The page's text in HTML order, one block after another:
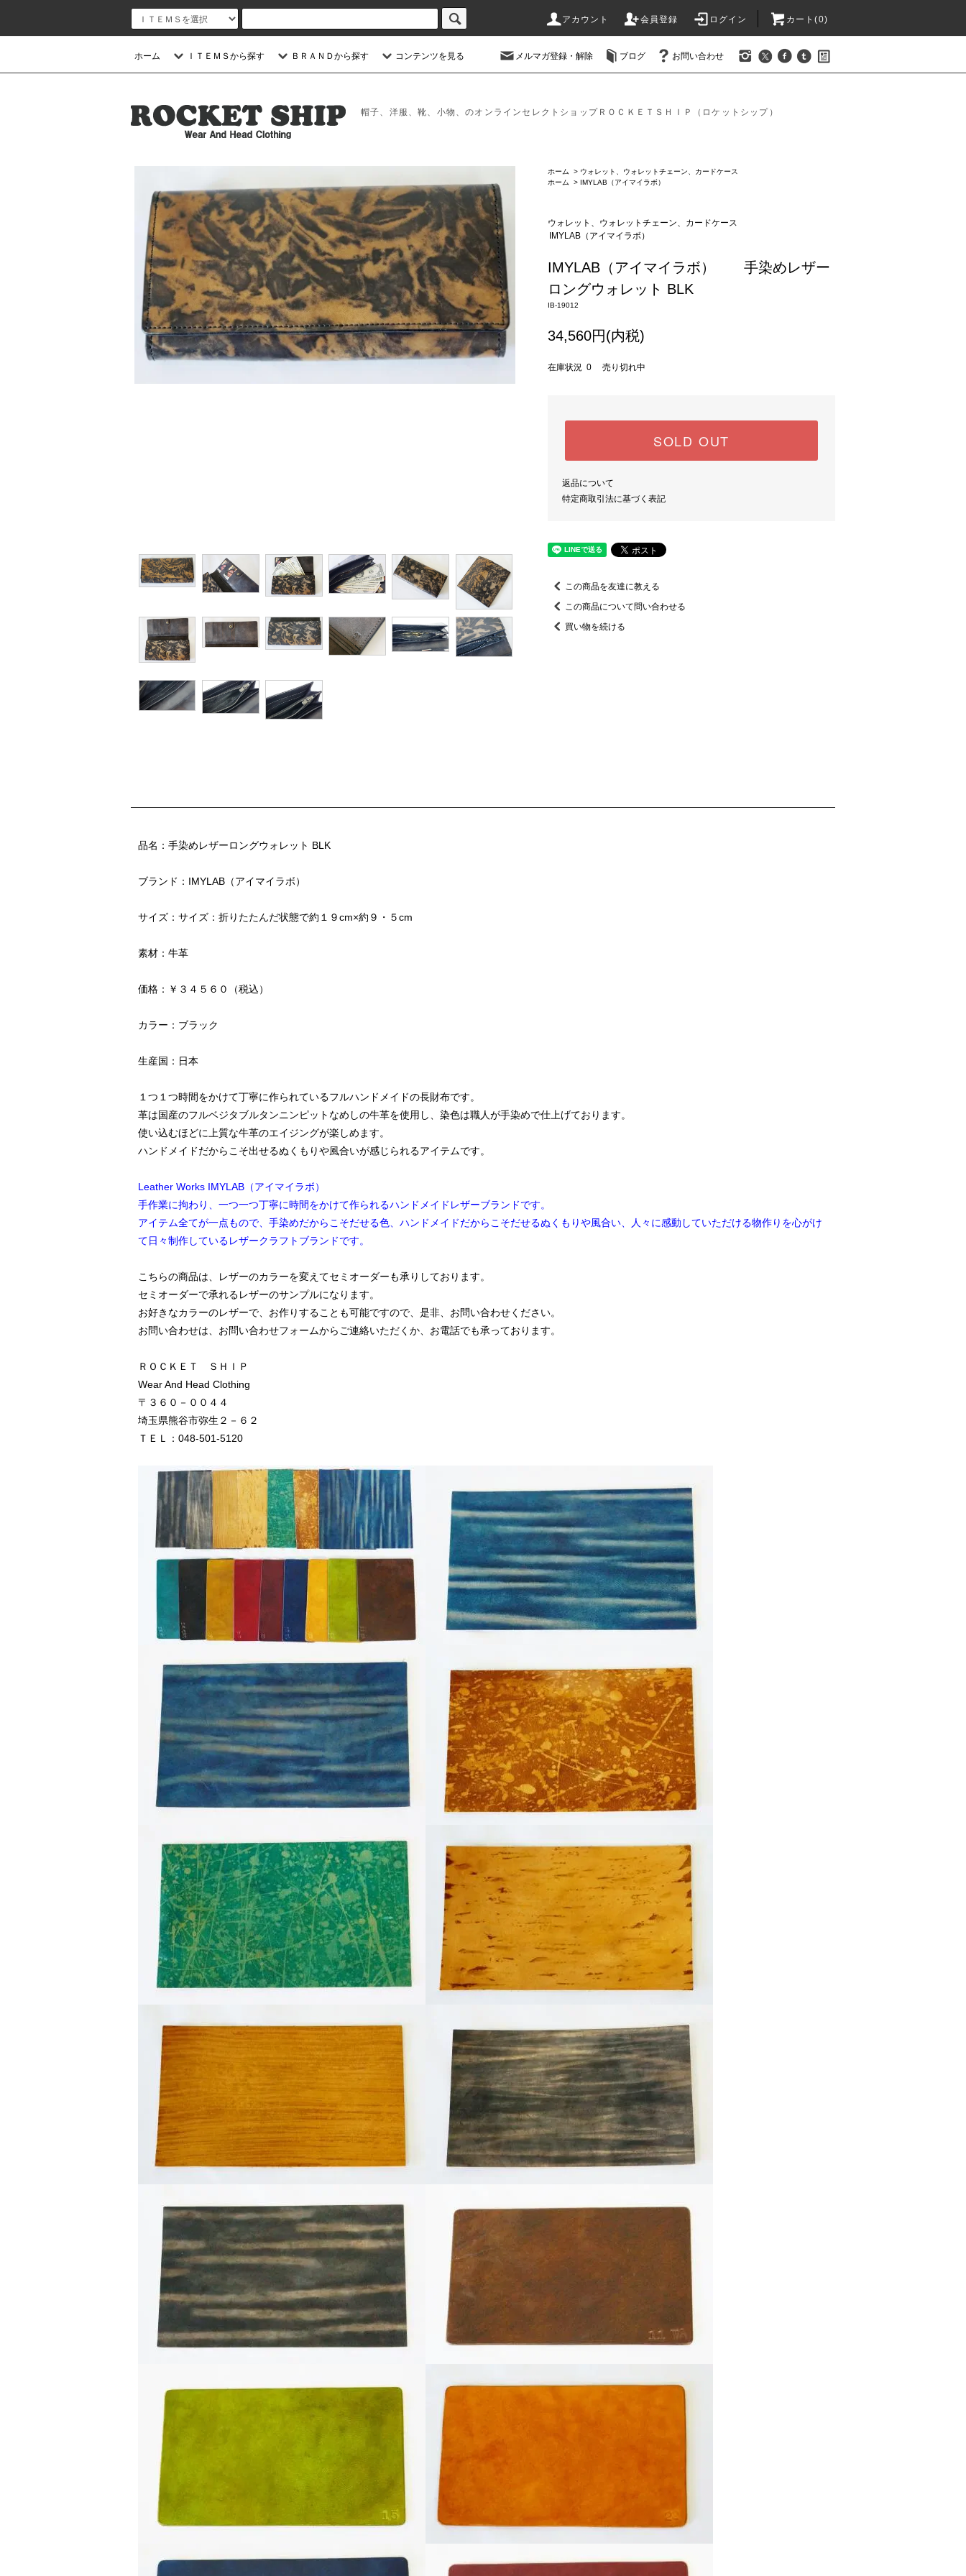
アカウント 会員登録 ログイン カート(0)
ホーム ＩＴＥＭＳから探す ＢＲＡＮＤから探す コンテンツを見る メルマガ登録・解除 ブログ お問い合わせ
帽子、洋服、靴、小物、のオンラインセレクトショップＲＯＣＫＥＴＳＨＩＰ（ロケットシップ）
ホーム > ウォレット、ウォレットチェーン、カードケース
ホーム
> IMYLAB（アイマイラボ）
ウォレット、ウォレットチェーン、カードケース
IMYLAB（アイマイラボ）
IMYLAB（アイマイラボ） 手染めレザー
ロングウォレット BLK
IB-19012
34,560円(内税)
在庫状況 0 売り切れ中
SOLD OUT
返品について
特定商取引法に基づく表記
この商品を友達に教える
この商品について問い合わせる
買い物を続ける
品名：手染めレザーロングウォレット BLK
ブランド：IMYLAB（アイマイラボ）
サイズ：サイズ：折りたたんだ状態で約１９cm×約９・５cm
素材：牛革
価格：￥３４５６０（税込）
カラー：ブラック
生産国：日本
１つ１つ時間をかけて丁寧に作られているフルハンドメイドの長財布です。
革は国産のフルベジタブルタンニンピットなめしの牛革を使用し、染色は職人が手染めで仕上げております。
使い込むほどに上質な牛革のエイジングが楽しめます。
ハンドメイドだからこそ出せるぬくもりや風合いが感じられるアイテムです。
Leather Works IMYLAB（アイマイラボ）
手作業に拘わり、一つ一つ丁寧に時間をかけて作られるハンドメイドレザーブランドです。
アイテム全てが一点もので、手染めだからこそだせる色、ハンドメイドだからこそだせるぬくもりや風合い、人々に感動していただける物作りを心がけ
て日々制作しているレザークラフトブランドです。
こちらの商品は、レザーのカラーを変えてセミオーダーも承りしております。
セミオーダーで承れるレザーのサンプルになります。
お好きなカラーのレザーで、お作りすることも可能ですので、是非、お問い合わせください。
お問い合わせは、お問い合わせフォームからご連絡いただくか、お電話でも承っております。
ＲＯＣＫＥＴ ＳＨＩＰ
Wear And Head Clothing
〒３６０－００４４
埼玉県熊谷市弥生２－６２
ＴＥＬ：048-501-5120